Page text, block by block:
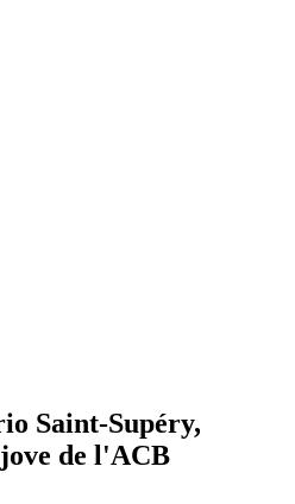
Saint-Supéry,
de l'ACB